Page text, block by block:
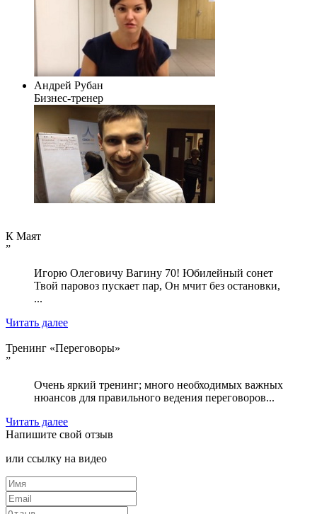
Андрей Рубан
Бизнес-тренер
К Маят
”
Игорю Олеговичу Вагину 70! Юбилейный сонет
Твой паровоз пускает пар, Он мчит без остановки,
...
Читать далее
Тренинг «Переговоры»
”
Очень яркий тренинг; много необходимых важных
нюансов для правильного ведения переговоров...
Читать далее
Напишите свой отзыв
или ссылку на видео